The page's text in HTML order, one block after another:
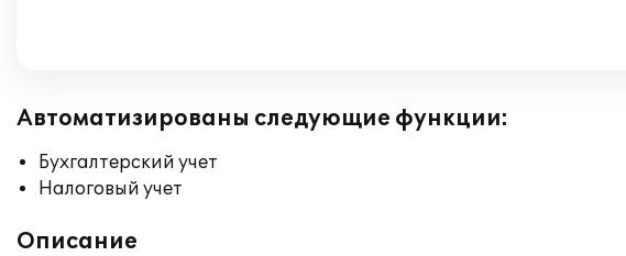
Автоматизированы следующие функции:
Бухгалтерский учет
Налоговый учет
Описание